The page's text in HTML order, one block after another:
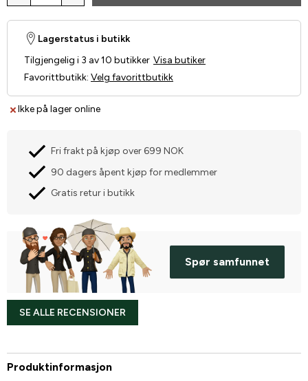
Ikke på lager online
Lagerstatus i butikk
Tilgjengelig i 3 av 10 butikker Visa butiker
Favorittbutikk: Velg favorittbutikk
Fri frakt på kjøp over 699 NOK
90 dagers åpent kjøp for medlemmer
Gratis retur i butikk
Spør samfunnet
SE ALLE RECENSIONER
Produktinformasjon